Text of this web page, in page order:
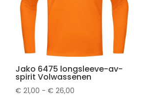
Jako 6475 longsleeve-av-
spirit Volwassenen
€ 21,00 - € 26,00